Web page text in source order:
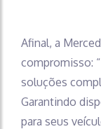
Afinal, a
compromisso:
soluções
Garantindo
para seus